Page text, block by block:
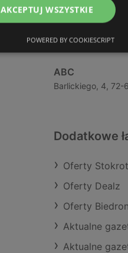
Lidl
Ul. Bohaterów
Świnoujście
ABC
Barlickiego, 4, 72-
Dodatkowe
Oferty
Oferty Dealz
Oferty
Aktualne
Aktualne
AKCEPTUJ WSZYSTKIE
POWERED BY COOKIESCRIPT